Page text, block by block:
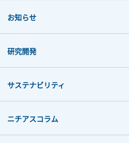
お知らせ
研究開発
サステナビリティ
ニチアスコラム